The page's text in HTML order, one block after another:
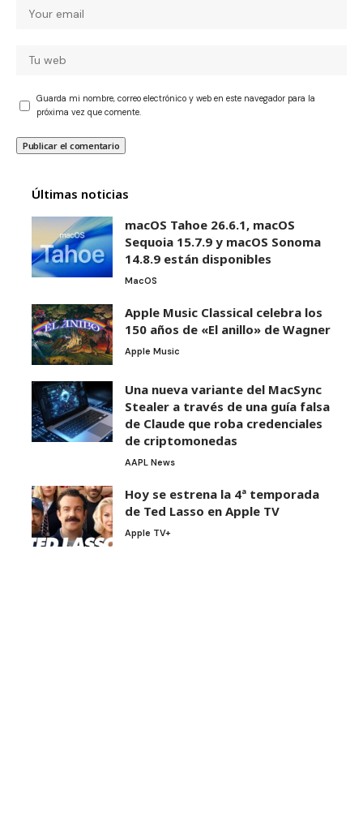
Guarda mi nombre, correo electrónico y web en este navegador para la
próxima vez que comente.
Últimas noticias
macOS Tahoe 26.6.1, macOS
Sequoia 15.7.9 y macOS Sonoma
14.8.9 están disponibles
MacOS
Apple Music Classical celebra los
150 años de «El anillo» de Wagner
Apple Music
Una nueva variante del MacSync
Stealer a través de una guía falsa
de Claude que roba credenciales
de criptomonedas
AAPL News
Hoy se estrena la 4ª temporada
de Ted Lasso en Apple TV
Apple TV+